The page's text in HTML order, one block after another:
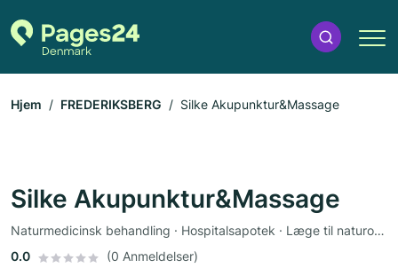
Hjem FREDERIKSBERG Silke Akupunktur&Massage
Silke Akupunktur&Massage
Naturmedicinsk behandling · Hospitalsapotek · Læge til naturopati · Sundhedsrådgivning
0.0
(0 Anmeldelser)